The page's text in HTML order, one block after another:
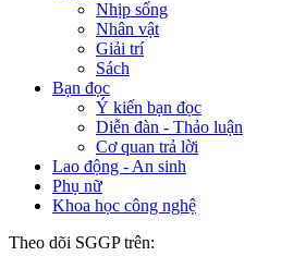
Nhịp sống
Nhân vật
Giải trí
Sách
Bạn đọc
Ý kiến bạn đọc
Diễn đàn - Thảo luận
Cơ quan trả lời
Lao động - An sinh
Phụ nữ
Khoa học công nghệ
Theo dõi SGGP trên: